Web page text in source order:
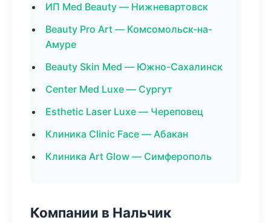
ИП Med Beauty — Нижневартовск
Beauty Pro Art — Комсомольск-на-
Амуре
Beauty Skin Med — Южно-Сахалинск
Center Med Luxe — Сургут
Esthetic Laser Luxe — Череповец
Клиника Clinic Face — Абакан
Клиника Art Glow — Симферополь
Компании в Нальчик